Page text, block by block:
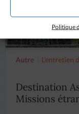
Politique
Autre L’entretien
Destination
Missions